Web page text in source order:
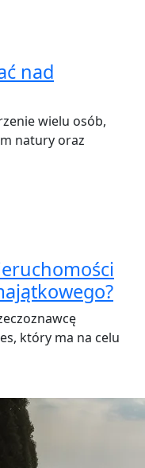
nad
wielu osób,
natury oraz
który ma na celu